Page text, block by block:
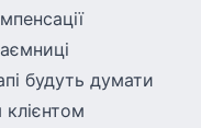
будуть думати